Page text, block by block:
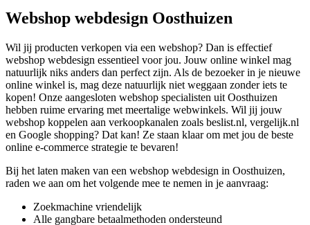
Webshop webdesign Oosthuizen
Wil jij producten verkopen via een webshop? Dan is effectief
webshop webdesign essentieel voor jou. Jouw online winkel mag
natuurlijk niks anders dan perfect zijn. Als de bezoeker in je nieuwe
online winkel is, mag deze natuurlijk niet weggaan zonder iets te
kopen! Onze aangesloten webshop specialisten uit Oosthuizen
hebben ruime ervaring met meertalige webwinkels. Wil jij jouw
webshop koppelen aan verkoopkanalen zoals beslist.nl, vergelijk.nl
en Google shopping? Dat kan! Ze staan klaar om met jou de beste
online e-commerce strategie te bevaren!
Bij het laten maken van een webshop webdesign in Oosthuizen,
raden we aan om het volgende mee te nemen in je aanvraag:
Zoekmachine vriendelijk
Alle gangbare betaalmethoden ondersteund